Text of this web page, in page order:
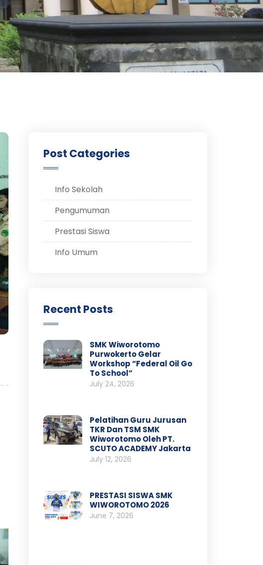
Post Categories
Info Sekolah
Pengumuman
Prestasi Siswa
Info Umum
Recent Posts
SMK Wiworotomo
Purwokerto Gelar
Workshop “Federal Oil Go
To School”
July 24, 2026
Pelatihan Guru Jurusan
TKR Dan TSM SMK
Wiworotomo Oleh PT.
SCUTO ACADEMY Jakarta
July 12, 2026
PRESTASI SISWA SMK
WIWOROTOMO 2026
June 7, 2026